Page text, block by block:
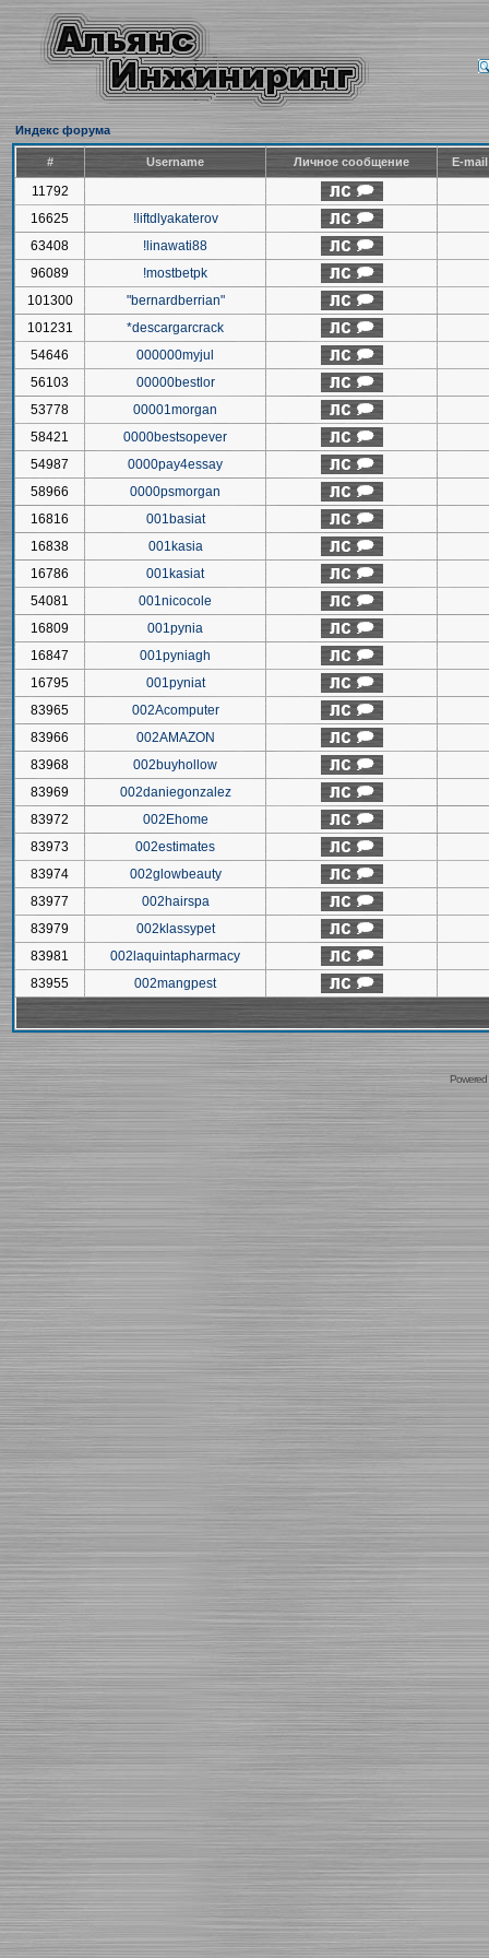
Индекс форума
# Username Личное сообщение E-
11792
16625
!liftdlyakaterov
63408
!linawati88
96089
!mostbetpk
101300
"bernardberrian"
101231
*descargarcrack
54646
000000myjul
56103
00000bestlor
53778
00001morgan
58421
0000bestsopever
54987
0000pay4essay
58966
0000psmorgan
16816
001basiat
16838
001kasia
16786
001kasiat
54081
001nicocole
16809
001pynia
16847
001pyniagh
16795
001pyniat
83965
002Acomputer
83966
002AMAZON
83968
002buyhollow
83969
002daniegonzalez
83972
002Ehome
83973
002estimates
83974
002glowbeauty
83977
002hairspa
83979
002klassypet
83981
002laquintapharmacy
83955
002mangpest